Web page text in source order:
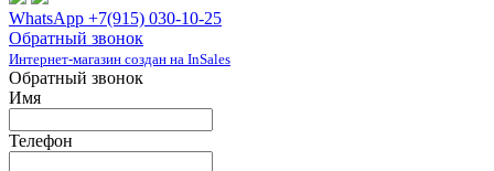
WhatsApp +7(915) 030-10-25
Обратный звонок
Интернет-магазин создан на InSales
Обратный звонок
Имя
Телефон